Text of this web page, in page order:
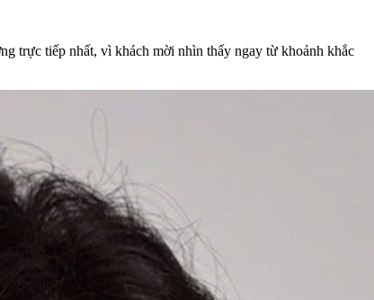
trực tiếp nhất, vì khách mời nhìn thấy ngay từ khoảnh khắc